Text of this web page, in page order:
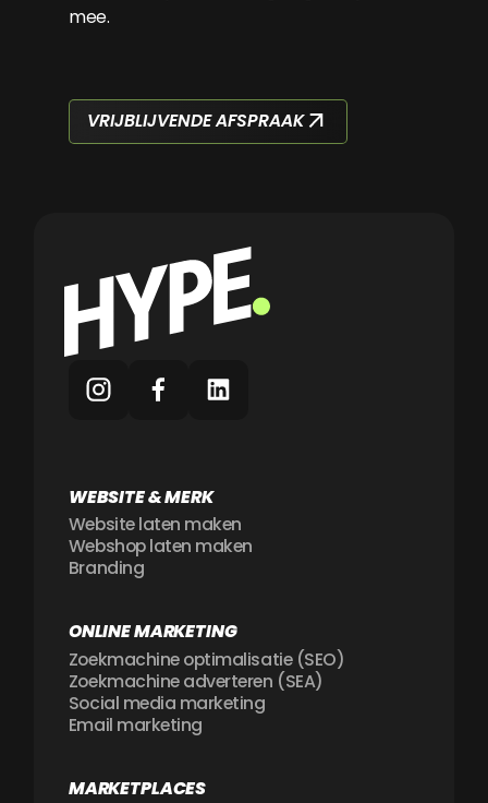
mee.
VRIJBLIJVENDE AFSPRAAK
WEBSITE & MERK
Website laten maken
Webshop laten maken
Branding
ONLINE MARKETING
Zoekmachine optimalisatie (SEO)
Zoekmachine adverteren (SEA)
Social media marketing
Email marketing
MARKETPLACES